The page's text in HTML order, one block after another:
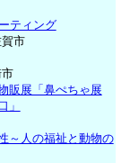
ティング
市
販展「鼻ぺちゃ展
」
～人の福祉と動物の